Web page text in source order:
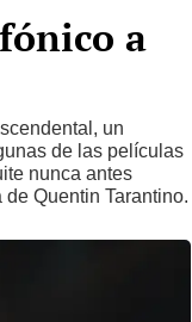
a
un
de las películas
nunca antes
Quentin Tarantino.